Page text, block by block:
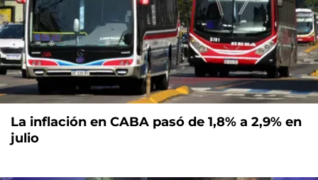
La inflación en CABA pasó de 1,8% a 2,9% en
julio